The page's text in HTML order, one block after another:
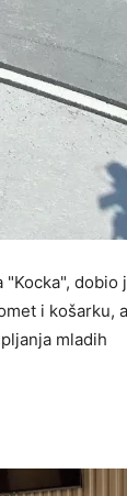
dobio
i košarku, a
mladih